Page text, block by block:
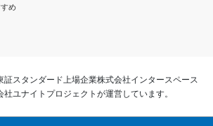
め
証スタンダード上場企業株式会社インタースペース
ユナイトプロジェクトが運営しています。